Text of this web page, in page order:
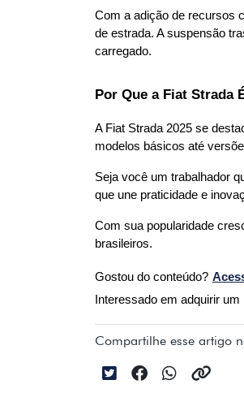
Com a adição de recursos
de estrada. A suspensão
carregado.
Por Que a Fiat Strada
A Fiat Strada 2025 se
modelos básicos até
Seja você um trabalhador
que une praticidade e
Com sua popularidade
brasileiros.
Gostou do conteúdo?
Interessado em adquirir um
Compartilhe esse artigo